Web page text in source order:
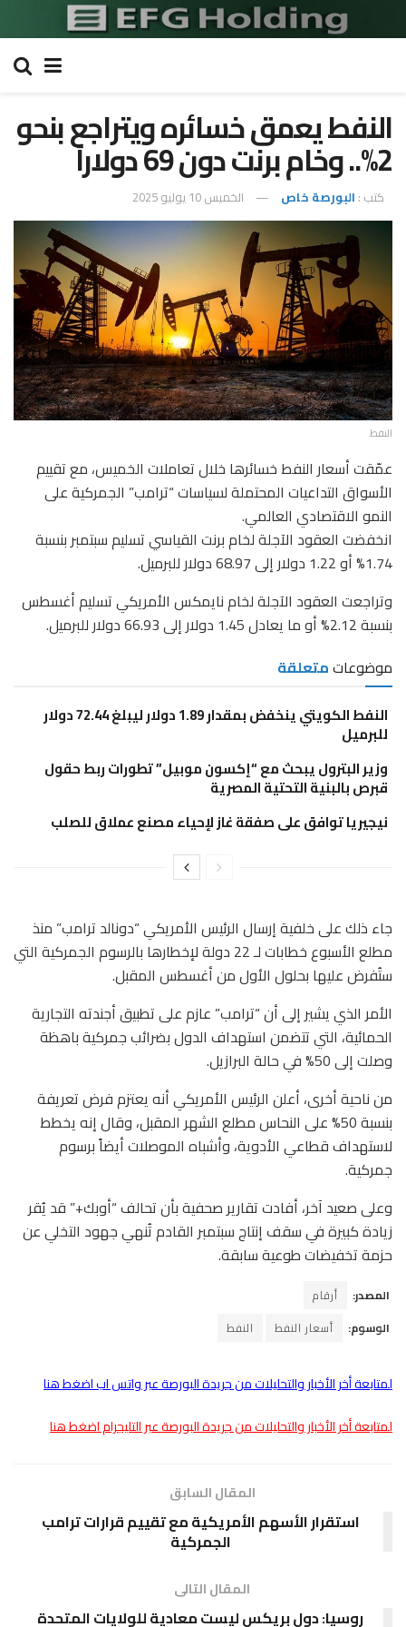
النفط يعمق خسائره ويتراجع بنحو
2%.. وخام برنت دون 69 دولاراً
كتب : البورصة خاص الخميس 10 يوليو 2025
النفط
عمّقت أسعار النفط خسائرها خلال تعاملات الخميس، مع تقييم
الأسواق التداعيات المحتملة لسياسات “ترامب” الجمركية على
النمو الاقتصادي العالمي.
انخفضت العقود الآجلة لخام برنت القياسي تسليم سبتمبر بنسبة
1.74% أو 1.22 دولار إلى 68.97 دولار للبرميل.
وتراجعت العقود الآجلة لخام نايمكس الأمريكي تسليم أغسطس
بنسبة 2.12% أو ما يعادل 1.45 دولار إلى 66.93 دولار للبرميل.
موضوعاتمتعلقة
النفط الكويتي ينخفض بمقدار 1.89 دولار ليبلغ 72.44 دولار
للبرميل
وزير البترول يبحث مع “إكسون موبيل” تطورات ربط حقول
قبرص بالبنية التحتية المصرية
نيجيريا توافق على صفقة غاز لإحياء مصنع عملاق للصلب
جاء ذلك على خلفية إرسال الرئيس الأمريكي “دونالد ترامب” منذ
مطلع الأسبوع خطابات لـ 22 دولة لإخطارها بالرسوم الجمركية التي
ستُفرض عليها بحلول الأول من أغسطس المقبل.
الأمر الذي يشير إلى أن “ترامب” عازم على تطبيق أجندته التجارية
الحمائية، التي تتضمن استهداف الدول بضرائب جمركية باهظة
وصلت إلى 50% في حالة البرازيل.
من ناحية أخرى، أعلن الرئيس الأمريكي أنه يعتزم فرض تعريفة
بنسبة 50% على النحاس مطلع الشهر المقبل، وقال إنه يخطط
لاستهداف قطاعي الأدوية، وأشباه الموصلات أيضاً برسوم
جمركية.
وعلى صعيد آخر، أفادت تقارير صحفية بأن تحالف “أوبك+” قد يُقر
زيادة كبيرة في سقف إنتاج سبتمبر القادم تُنهي جهود التخلي عن
حزمة تخفيضات طوعية سابقة.
المصدر:
أرقام
الوسوم:
أسعار النفط النفط
لمتابعة أخر الأخبار والتحليلات من جريدة البورصة عبر واتس اب اضغط هنا
لمتابعة أخر الأخبار والتحليلات من جريدة البورصة عبر التليجرام اضغط هنا
المقال السابق
استقرار الأسهم الأمريكية مع تقييم قرارات ترامب
الجمركية
المقال التالى
روسيا: دول بريكس ليست معادية للولايات المتحدة